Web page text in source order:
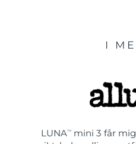
I
LUNATMmini 3 får